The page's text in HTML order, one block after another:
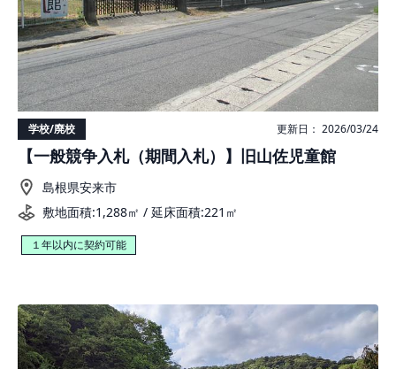
学校/廃校 更新日： 2026/03/24
【一般競争入札（期間入札）】旧山佐児童館
島根県安来市
敷地面積:1,288㎡ / 延床面積:221㎡
１年以内に契約可能